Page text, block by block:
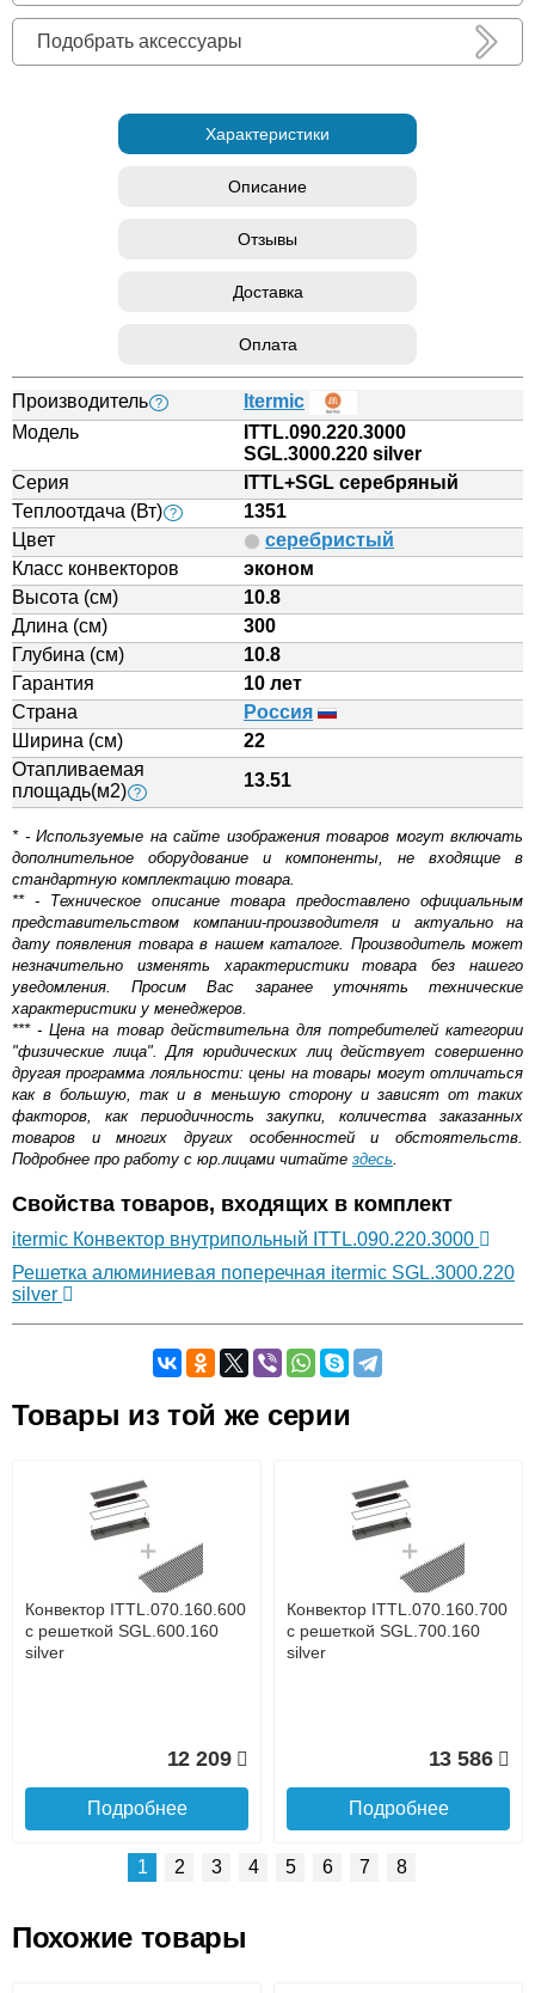
Подобрать аксессуары
Характеристики
Описание
Отзывы
Доставка
Оплата
Производитель ?
Itermic
Модель
ITTL.090.220.3000
SGL.3000.220 silver
Серия
ITTL+SGL серебряный
Теплоотдача (Вт) ?
1351
Цвет
серебристый
Класс конвекторов
эконом
Высота (см)
10.8
Длина (см)
300
Глубина (см)
10.8
Гарантия
10 лет
Страна
Россия
Ширина (см)
22
Отапливаемая
площадь(м2) ?
13.51
* - Используемые на сайте изображения товаров могут включать
дополнительное оборудование и компоненты, не входящие в
стандартную комплектацию товара.
** - Техническое описание товара предоставлено официальным
представительством компании-производителя и актуально на
дату появления товара в нашем каталоге. Производитель может
незначительно изменять характеристики товара без нашего
уведомления. Просим Вас заранее уточнять технические
характеристики у менеджеров.
*** - Цена на товар действительна для потребителей категории
"физические лица". Для юридических лиц действует совершенно
другая программа лояльности: цены на товары могут отличаться
как в большую, так и в меньшую сторону и зависят от таких
факторов, как периодичность закупки, количества заказанных
товаров и многих других особенностей и обстоятельств.
Подробнее про работу с юр.лицами читайте здесь.
Свойства товаров, входящих в комплект
itermic Конвектор внутрипольный ITTL.090.220.3000
Решетка алюминиевая поперечная itermic SGL.3000.220
silver
Оставьте отзыв
Доставка сантехники по Москве и Московской области
Наличный расчёт
Банковской картой на сайте в режиме реального
времени
Банковской картой при получении товара как при
доставке, так и самовывозом
Интернет-деньгами (Yandex-деньги, Web-money,
Qiwi-кошельки и другие).
Безналичный расчёт (возможно и с НДС)
Товары из той же серии
Конвектор ITTL.070.160.600
с решеткой SGL.600.160
silver
12 209
Подробнее
Конвектор ITTL.070.160.700
с решеткой SGL.700.160
silver
13 586
Подробнее
1 2 3 4 5 6 7 8
Похожие товары